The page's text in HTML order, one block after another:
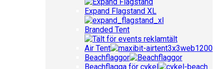
Expand Flagstand XL
Branded Tent
Air Tent
Beachflaggor
Beachflagga för cykel